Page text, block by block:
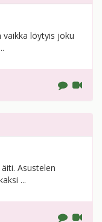
löytyis joku
Asustelen
...